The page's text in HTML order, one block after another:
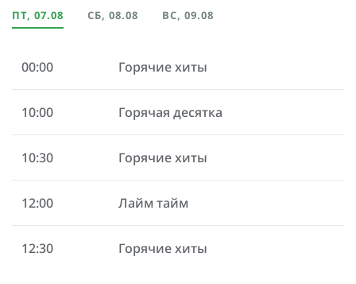
ПТ, 07.08
СБ, 08.08 ВС, 09.08
00:00 Горячие хиты
10:00 Горячая десятка
10:30 Горячие хиты
12:00 Лайм тайм
12:30 Горячие хиты